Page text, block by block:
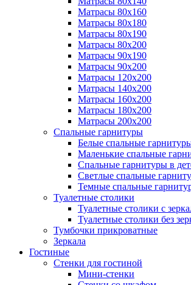
Матрасы 80х160
Матрасы 80х180
Матрасы 80х190
Матрасы 80х200
Матрасы 90х190
Матрасы 90х200
Матрасы 120х200
Матрасы 140х200
Матрасы 160х200
Матрасы 180х200
Матрасы 200х200
Спальные гарнитуры
Белые спальные
Маленькие спальные
Спальные гарнитуры в
Светлые спальные
Темные спальные
Туалетные столики
Туалетные столики с
Туалетные столики без
Тумбочки прикроватные
Зеркала
Гостиные
Стенки для гостиной
Мини-стенки